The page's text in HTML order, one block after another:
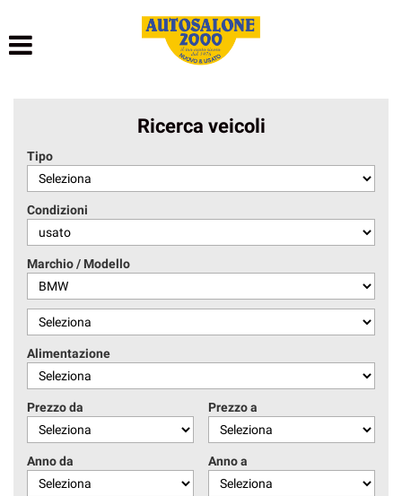
NOLEGGIO BREVE TERMINE
NOLEGGIO LUNGO TERMINE
ACQUISTIAMO USATO
ASSISTENZA
CONTATTI
Ricerca veicoli
Tipo
Condizioni
Marchio / Modello
Alimentazione
Prezzo da Prezzo a
Anno da Anno a